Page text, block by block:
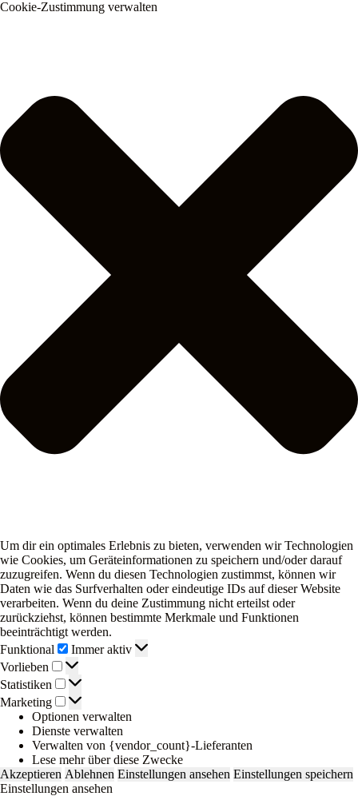
Cookie-Zustimmung verwalten
Um dir ein optimales Erlebnis zu bieten, verwenden wir Technologien
wie Cookies, um Geräteinformationen zu speichern und/oder darauf
zuzugreifen. Wenn du diesen Technologien zustimmst, können wir
Daten wie das Surfverhalten oder eindeutige IDs auf dieser Website
verarbeiten. Wenn du deine Zustimmung nicht erteilst oder
zurückziehst, können bestimmte Merkmale und Funktionen
beeinträchtigt werden.
Funktional
Funktional
Immer aktiv
Vorlieben
Vorlieben
Statistiken Statistiken
Marketing Marketing
Optionen verwalten
Dienste verwalten
Verwalten von {vendor_count}-Lieferanten
Lese mehr über diese Zwecke
Akzeptieren Ablehnen Einstellungen ansehen Einstellungen speichern
Einstellungen ansehen